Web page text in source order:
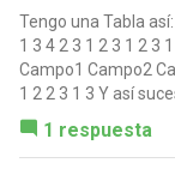
Tengo una Tabla
1 3 4 2 3 1 2 3 1 2 3
Campo1 Campo2
1 2 2 3 1 3 Y así
1 respuesta